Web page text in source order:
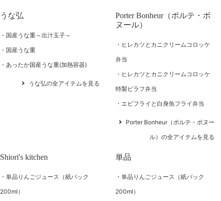
うな弘
国産うな重～出汁玉子～
国産うな重
あったか国産うな重(加熱容器)
うな弘の全アイテムを見る
Porter Bonheur（ポルテ・ボ
ヌール）
ヒレカツとカニクリームコロッケ
弁当
ヒレカツとカニクリームコロッケ
特製ピラフ弁当
エビフライと白身魚フライ弁当
Porter Bonheur（ポルテ・ボヌー
ル）の全アイテムを見る
Shiori's kitchen
単品りんごジュース（紙パック
200ml）
単品
単品りんごジュース（紙パック
200ml）